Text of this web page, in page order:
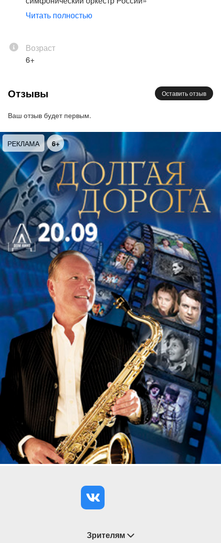
Дирижёр - Феликс Коробов;
Василиса Бержанская - сопрано/меццо-сопрано
«Роберто Деверо»
Читать полностью
Возраст
6+
Отзывы Оставить отзыв
Ваш отзыв будет первым.
РЕКЛАМА 6+
Зрителям